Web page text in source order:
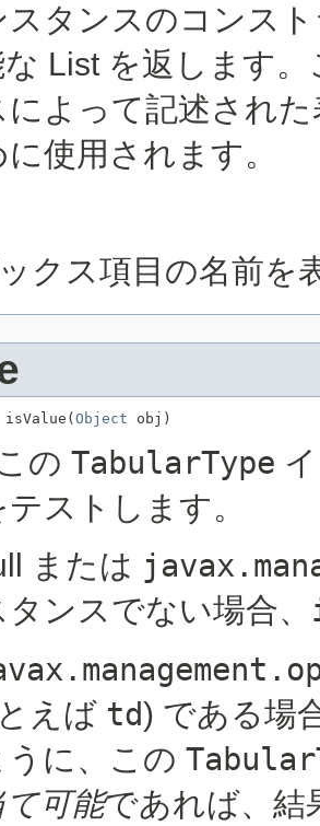
スタンスのコンス
な List を返します
によって記述され
使用されます。
クス項目の名前を
isValue( Object obj)
の TabularType
ストします。
または
ンスでない場合、
えば td) である場
に、この
可能であれば、結